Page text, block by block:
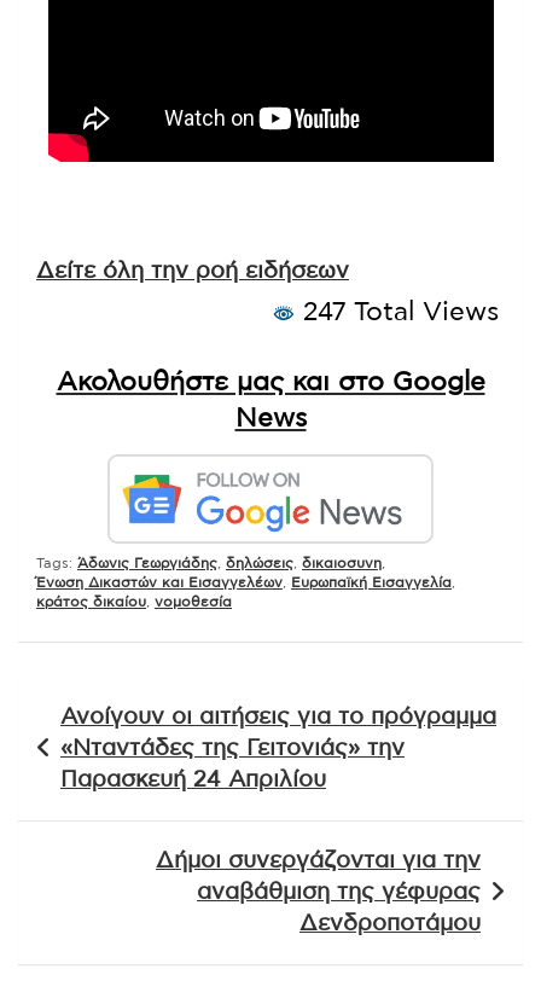
Δείτε όλη την ροή ειδήσεων
247 Total Views
Ακολουθήστε μας και στο Google
News
Tags: Άδωνις Γεωργιάδης δηλώσεις δικαιοσυνη
Ένωση Δικαστών και Εισαγγελέων
Ευρωπαϊκή Εισαγγελία
κράτος δικαίου νομοθεσία
άρθρων
Ανοίγουν οι αιτήσεις για το πρόγραμμα
«Νταντάδες της Γειτονιάς» την
Παρασκευή 24 Απριλίου
Δήμοι συνεργάζονται για την
αναβάθμιση της γέφυρας
Δενδροποτάμου